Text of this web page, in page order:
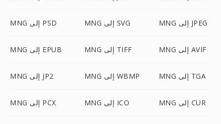
MNG إلى PSD MNG إلى SVG MNG إلى JPEG
MNG إلى EPUB MNG إلى TIFF MNG إلى AVIF
MNG إلى JP2 MNG إلى WBMP MNG إلى TGA
MNG إلى PCX MNG إلى ICO MNG إلى CUR